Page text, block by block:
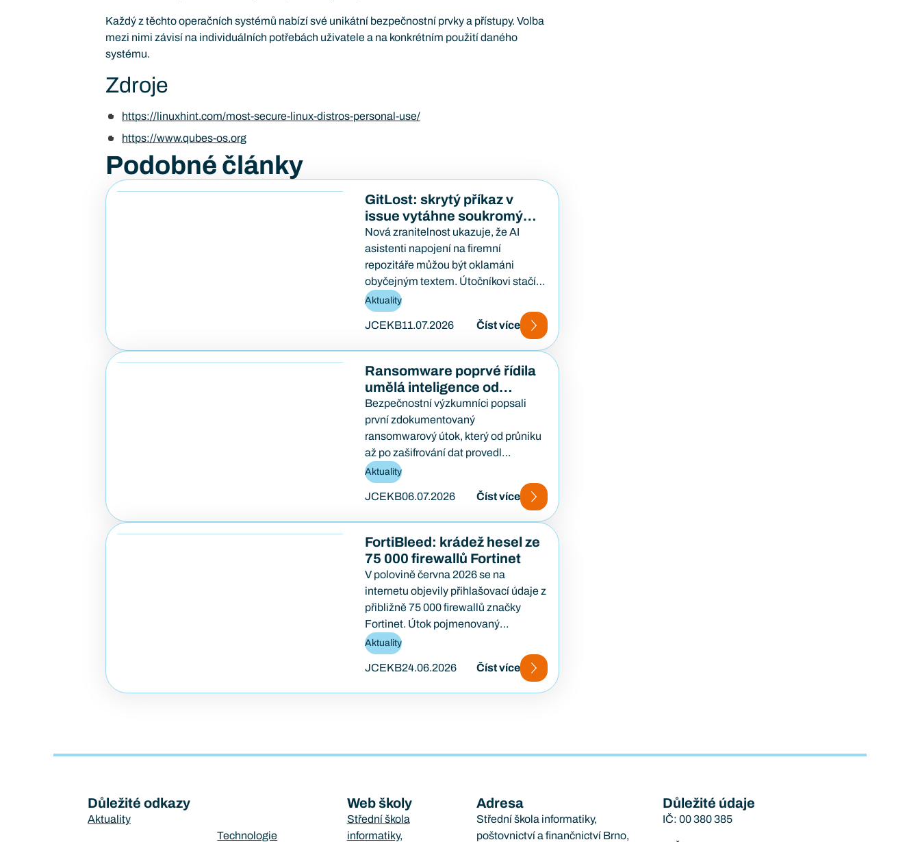
Každý z těchto operačních systémů nabízí své unikátní bezpečnostní prvky a přístupy. Volba
mezi nimi závisí na individuálních potřebách uživatele a na konkrétním použití daného
systému.
Zdroje
https://linuxhint.com/most-secure-linux-distros-personal-use/
https://www.qubes-os.org
Podobné články
GitLost: skrytý příkaz v
issue vytáhne soukromý
kód
Nová zranitelnost ukazuje, že AI
asistenti napojení na firemní
repozitáře můžou být oklamáni
obyčejným textem. Útočníkovi stačí
založit veřejný požadavek na opravu
a počkat, až…
Aktuality
JCEKB11.07.2026 Číst více
Ransomware poprvé řídila
umělá inteligence od
začátku do konce
Bezpečnostní výzkumníci popsali
první zdokumentovaný
ransomwarový útok, který od průniku
až po zašifrování dat provedl
samostatně AI agent — bez lidského
útočníka u klávesnice. Případ…
Aktuality
JCEKB06.07.2026 Číst více
FortiBleed: krádež hesel ze
75 000 firewallů Fortinet
V polovině června 2026 se na
internetu objevily přihlašovací údaje z
přibližně 75 000 firewallů značky
Fortinet. Útok pojmenovaný
FortiBleed ukázal, jak se i
bezpečnostní…
Aktuality
JCEKB24.06.2026 Číst více
Důležité odkazy
Aktuality
Technologie
Web školy
Střední škola
informatiky,
Adresa
Střední škola informatiky,
poštovnictví a finančnictví Brno,
Důležité údaje
IČ: 00 380 385